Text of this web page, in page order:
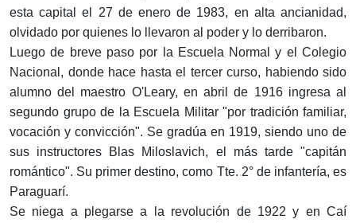
esta capital el 27 de enero de 1983, en alta ancianidad,
olvidado por quienes lo llevaron al poder y lo derribaron.
Luego de breve paso por la Escuela Normal y el Colegio
Nacional, donde hace hasta el tercer curso, habiendo sido
alumno del maestro O'Leary, en abril de 1916 ingresa al
segundo grupo de la Escuela Militar "por tradición familiar,
vocación y convicción". Se gradúa en 1919, siendo uno de
sus instructores Blas Miloslavich, el más tarde "capitán
romántico". Su primer destino, como Tte. 2° de infantería, es
Paraguarí.
Se niega a plegarse a la revolución de 1922 y en Caí